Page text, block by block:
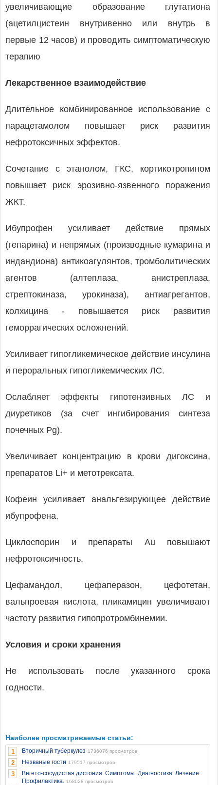
увеличивающие образование глутатиона
(ацетилцистеин внутривенно или внутрь в
первые 12 часов) и проводить симптоматическую
терапию
Лекарственное взаимодействие
Длительное комбинированное использование с
парацетамолом повышает риск развития
нефротоксичных эффектов.
Сочетание с этанолом, ГКС, кортикотропином
повышает риск эрозивно-язвенного поражения
ЖКТ.
Ибупрофен усиливает действие прямых
(гепарина) и непрямых (производные кумарина и
индандиона) антикоагулянтов, тромболитических
агентов (алтеплаза, анистреплаза,
стрептокиназа, урокиназа), антиагрегантов,
колхицина - повышается риск развития
геморрагических осложнений.
Усиливает гипогликемическое действие инсулина
и пероральных гипогликемических ЛС.
Ослабляет эффекты гипотензивных ЛС и
диуретиков (за счет ингибирования синтеза
почечных Pg).
Увеличивает концентрацию в крови дигоксина,
препаратов Li+ и метотрексата.
Кофеин усиливает анальгезирующее действие
ибупрофена.
Циклоспорин и препараты Au повышают
нефротоксичность.
Цефамандол, цефаперазон, цефотетан,
вальпроевая кислота, пликамицин увеличивают
частоту развития гипопротромбинемии.
Условия и сроки хранения
Не использовать после указанного срока
годности.
Наиболее просматриваемые статьи:
1 Вторичный туберкулез 1736076 просмотров
2 Незваные гости 179517 просмотров
3
Вегето-сосудистая дистония. Симптомы. Диагностика. Лечение.
Профилактика. 168028 просмотров